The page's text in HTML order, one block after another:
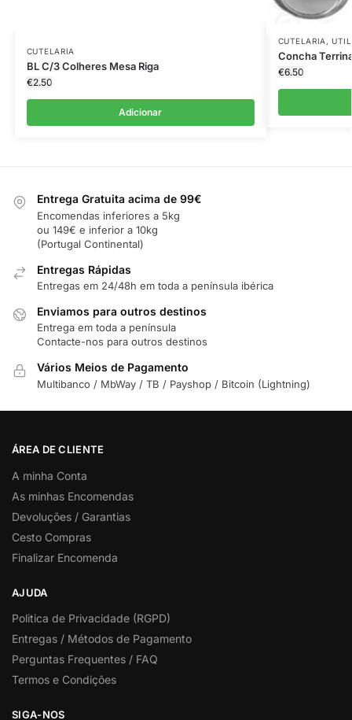
CUTELARIA
BL C/3 Colheres Mesa Riga
€2.50
Adicionar
CUTELARIA ,
Concha
€6.50
Entrega Gratuita acima de 99€
Encomendas inferiores a 5kg
ou 149€ e inferior a 10kg
(Portugal Continental)
Entregas Rápidas
Entregas em 24/48h em toda a península ibérica
Enviamos para outros destinos
Entrega em toda a península
Contacte-nos para outros destinos
Vários Meios de Pagamento
Multibanco / MbWay / TB / Payshop / Bitcoin (Lightning)
ÁREA DE CLIENTE
A minha Conta
As minhas Encomendas
Devoluções / Garantias
Cesto Compras
Finalizar Encomenda
AJUDA
Politica de Privacidade (RGPD)
Entregas / Métodos de Pagamento
Perguntas Frequentes / FAQ
Termos e Condições
SIGA-NOS